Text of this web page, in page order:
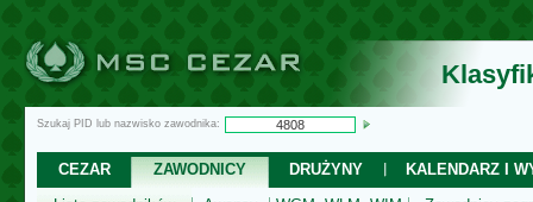
Szukaj PID lub nazwisko zawodnika:
CEZAR ZAWODNICY DRUŻYNY
KALENDARZ I